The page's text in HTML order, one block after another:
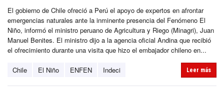
El gobierno de Chile ofreció a Perú el apoyo de expertos en afrontar
emergencias naturales ante la inminente presencia del Fenómeno El
Niño, informó el ministro peruano de Agricultura y Riego (Minagri), Juan
Manuel Benites. El ministro dijo a la agencia oficial Andina que recibió
el ofrecimiento durante una visita que hizo el embajador chileno en...
Chile El Niño ENFEN Indeci Leer más